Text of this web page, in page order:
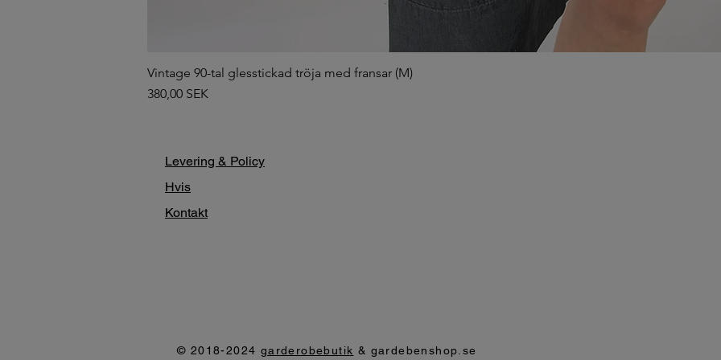
Vintage 90-tal glesstickad tröja med fransar (M)
Pris
380,00 SEK
© 2018-2024 garderobebutik & gardebenshop.se
Levering & Policy
Hvis
Kontakt